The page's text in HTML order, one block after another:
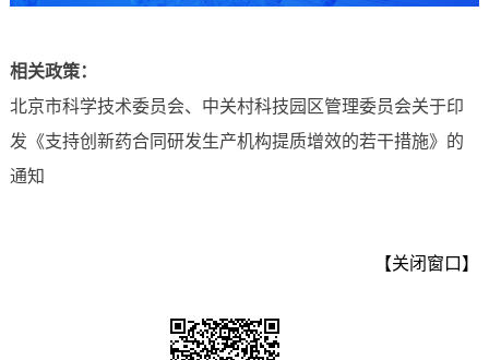
相关政策：
北京市科学技术委员会、中关村科技园区管理委员会关于印
发《支持创新药合同研发生产机构提质增效的若干措施》的
通知
【关闭窗口】